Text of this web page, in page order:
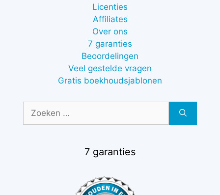
Licenties
Affiliates
Over ons
7 garanties
Beoordelingen
Veel gestelde vragen
Gratis boekhoudsjablonen
naar:
7 garanties